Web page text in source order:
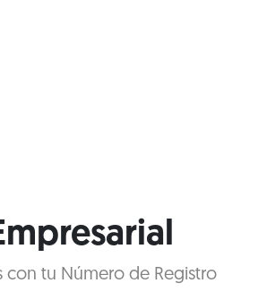
con tu Número de Registro